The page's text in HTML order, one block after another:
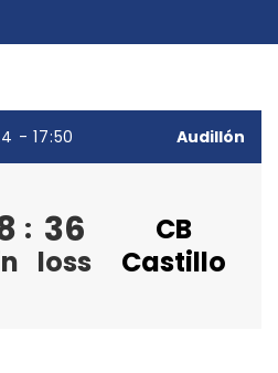
- 17:50 Audillón
: 36
loss
CB
Castillo